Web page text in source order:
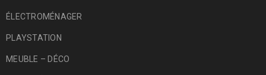
ÉLECTROMÉNAGER
PLAYSTATION
MEUBLE – DÉCO